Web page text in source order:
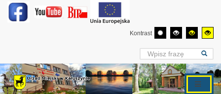
Kontrast